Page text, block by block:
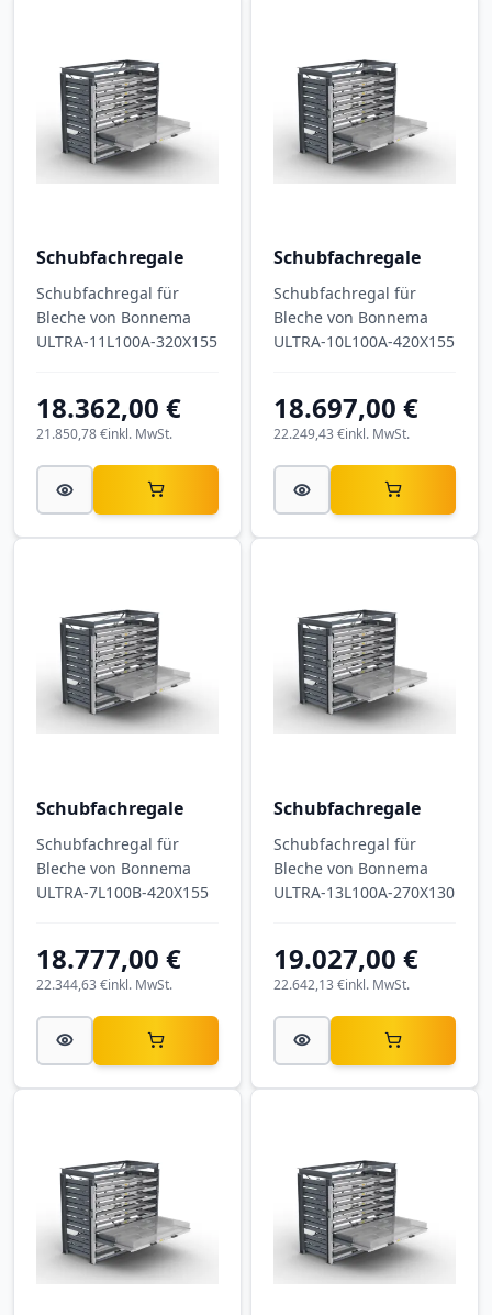
Schubfachregale
Schubfachregal für
Bleche von Bonnema
ULTRA-11L100A-320X155
18.362,00 €
inkl. MwSt.
21.850,78 €
Schubfachregale
Schubfachregal für
Bleche von Bonnema
ULTRA-10L100A-420X155
18.697,00 €
inkl. MwSt.
22.249,43 €
Schubfachregale
Schubfachregal für
Bleche von Bonnema
ULTRA-7L100B-420X155
18.777,00 €
inkl. MwSt.
22.344,63 €
Schubfachregale
Schubfachregal für
Bleche von Bonnema
ULTRA-13L100A-270X130
19.027,00 €
inkl. MwSt.
22.642,13 €